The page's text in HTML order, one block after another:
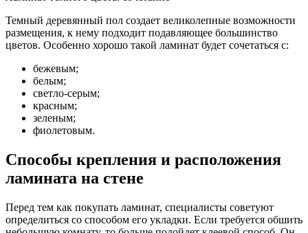
Темный деревянный пол создает великолепные возможности
размещения, к нему подходит подавляющее большинство
цветов. Особенно хорошо такой ламинат будет сочетаться с:
бежевым;
белым;
светло-серым;
красным;
зеленым;
фиолетовым.
Способы крепления и расположения
ламината на стене
Перед тем как покупать ламинат, специалисты советуют
определиться со способом его укладки. Если требуется обшить